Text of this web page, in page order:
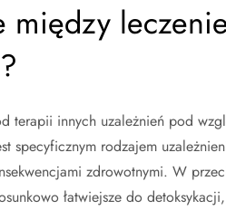
między
terapii innych uzależnień pod
specyficznym rodzajem
zdrowotnymi. W
łatwiejsze do